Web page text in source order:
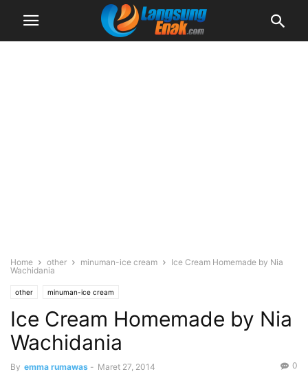
Home other minuman-ice cream
Ice Cream Homemade by Nia
Wachidania
other minuman-ice cream
Ice Cream Homemade by Nia
Wachidania
By emma rumawas - Maret 27, 2014 0